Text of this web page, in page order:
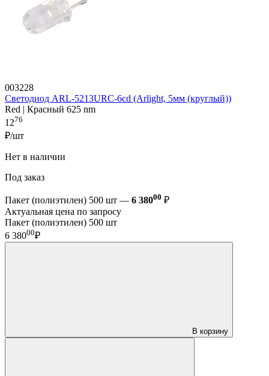
003228
Светодиод ARL-5213URC-6cd (Arlight, 5мм (круглый))
Red | Красный 625 nm
1276
₽/шт
Нет в наличии
Под заказ
Пакет (полиэтилен) 500 шт — 6 38000 ₽
Актуальная цена по запросу
Пакет (полиэтилен) 500 шт
6 38000₽
В корзину